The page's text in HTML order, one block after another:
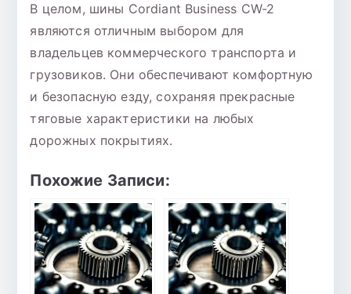
В целом, шины Cordiant Business CW-2
являются отличным выбором для
владельцев коммерческого транспорта и
грузовиков. Они обеспечивают комфортную
и безопасную езду, сохраняя прекрасные
тяговые характеристики на любых
дорожных покрытиях.
Похожие Записи: